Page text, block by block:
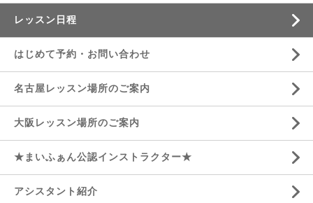
レッスン日程
はじめて予約・お問い合わせ
名古屋レッスン場所のご案内
大阪レッスン場所のご案内
★まいふぁん公認インストラクター★
アシスタント紹介